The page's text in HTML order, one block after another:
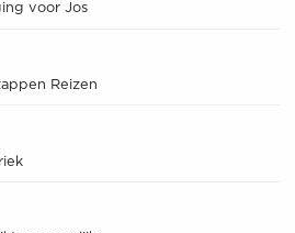
voor Jos
Reizen